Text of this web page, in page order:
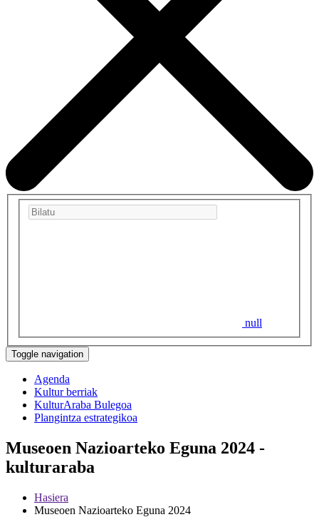
null
Toggle navigation
Agenda
Kultur berriak
KulturAraba Bulegoa
Plangintza estrategikoa
Museoen Nazioarteko Eguna 2024 -
kulturaraba
Hasiera
Museoen Nazioarteko Eguna 2024